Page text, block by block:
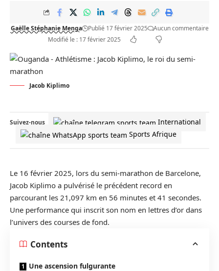
Gaëlle Stéphanie Menga Publié 17 février 2025
Aucun commentaire
Modifié le : 17 février 2025
Jacob Kiplimo
Suivez-nous
International
Sports Afrique
Le 16 février 2025, lors du semi-marathon de Barcelone,
Jacob Kiplimo a pulvérisé le précédent record en
parcourant les 21,097 km en 56 minutes et 41 secondes.
Une performance qui inscrit son nom en lettres d’or dans
l’univers des courses de fond.
Contents
Une ascension fulgurante